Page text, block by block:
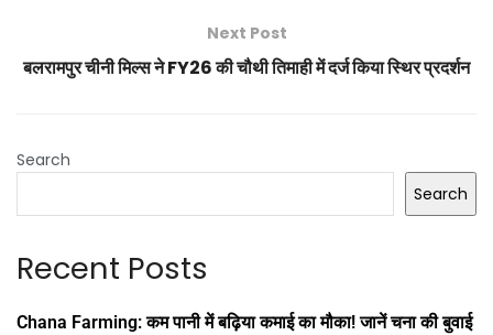
Next Post
बलरामपुर चीनी मिल्स ने FY26 की चौथी तिमाही में दर्ज किया स्थिर प्रदर्शन
Search
Search
Recent Posts
Chana Farming: कम पानी में बढ़िया कमाई का मौका! जानें चना की बुवाई